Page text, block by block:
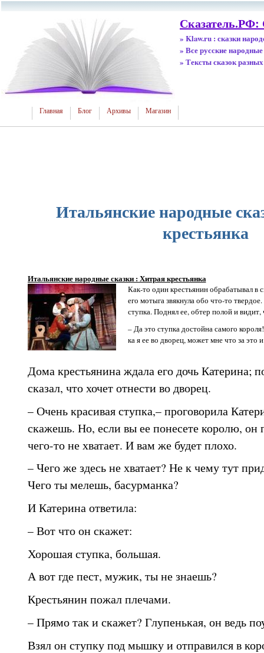
Сказатель.РФ:
» Klaw.ru : сказки
» Все русские народные
» Тексты сказок
Главная Блог Архивы Магазин
Итальянские народные
крестьянка
Итальянские народные сказки : Хитрая крестьянка
Как-то один крестьянин обрабатывал в
его мотыга звякнула обо что-то
ступка. Поднял ее, обтер полой и видит,
– Да это ступка достойна самого
ка я ее во дворец, может мне что за это
Дома крестьянина ждала его дочь Катерина;
сказал, что хочет отнести во дворец.
– Очень красивая ступка,– проговорила
скажешь. Но, если вы ее понесете королю, он
чего-то не хватает. И вам же будет плохо.
– Чего же здесь не хватает? Не к чему тут
Чего ты мелешь, басурманка?
И Катерина ответила:
– Вот что он скажет:
Хорошая ступка, большая.
А вот где пест, мужик, ты не знаешь?
Крестьянин пожал плечами.
– Прямо так и скажет? Глупенькая, он ведь
Взял он ступку под мышку и отправился в